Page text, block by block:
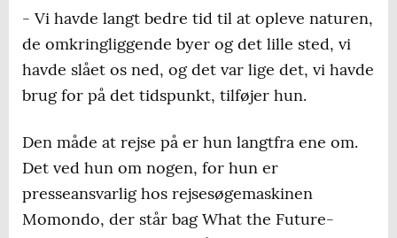
- Vi havde langt bedre tid til at opleve naturen,
de omkringliggende byer og det lille sted, vi
havde slået os ned, og det var lige det, vi havde
brug for på det tidspunkt, tilføjer hun.
Den måde at rejse på er hun langtfra ene om.
Det ved hun om nogen, for hun er
presseansvarlig hos rejsesøgemaskinen
Momondo, der står bag What the Future-